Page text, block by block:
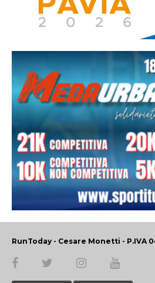
RunToday - Cesare Monetti - P.IVA